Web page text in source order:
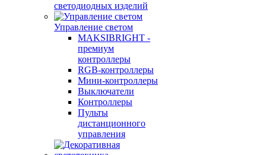
светодиодных изделий
Управление светом
MAKSIBRIGHT -
премиум
контроллеры
RGB-контроллеры
Мини-контроллеры
Выключатели
Контроллеры
Пульты
дистанционного
управления